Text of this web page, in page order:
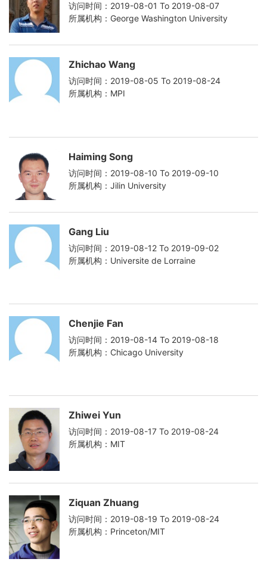
访问时间：2019-08-01 To 2019-08-07
所属机构：George Washington University
Zhichao Wang
访问时间：2019-08-05 To 2019-08-24
所属机构：MPI
Haiming Song
访问时间：2019-08-10 To 2019-09-10
所属机构：Jilin University
Gang Liu
访问时间：2019-08-12 To 2019-09-02
所属机构：Universite de Lorraine
Chenjie Fan
访问时间：2019-08-14 To 2019-08-18
所属机构：Chicago University
Zhiwei Yun
访问时间：2019-08-17 To 2019-08-24
所属机构：MIT
Ziquan Zhuang
访问时间：2019-08-19 To 2019-08-24
所属机构：Princeton/MIT